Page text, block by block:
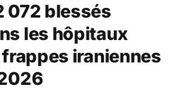
072 blessés
les hôpitaux
iraniennes